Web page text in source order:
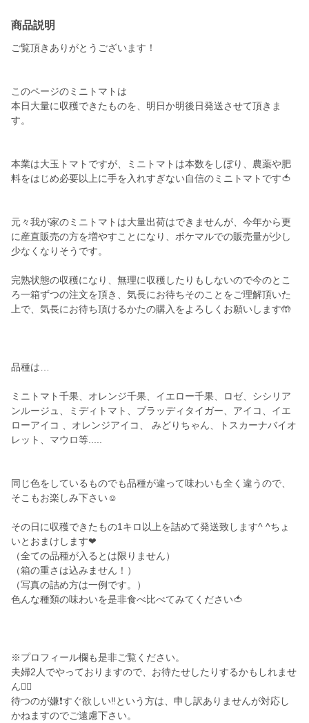
商品説明
ご覧頂きありがとうございます！
このページのミニトマトは
本日大量に収穫できたものを、明日か明後日発送させて頂きま
す。
本業は大玉トマトですが、ミニトマトは本数をしぼり、農薬や肥
料をはじめ必要以上に手を入れすぎない自信のミニトマトです🍅
元々我が家のミニトマトは大量出荷はできませんが、今年から更
に産直販売の方を増やすことになり、ポケマルでの販売量が少し
少なくなりそうです。
完熟状態の収穫になり、無理に収穫したりもしないので今のとこ
ろ一箱ずつの注文を頂き、気長にお待ちそのことをご理解頂いた
上で、気長にお待ち頂けるかたの購入をよろしくお願いします🤲
品種は…
ミニトマト千果、オレンジ千果、イエロー千果、ロゼ、シシリア
ンルージュ、ミディトマト、ブラッディタイガー、アイコ、イエ
ローアイコ 、オレンジアイコ、 みどりちゃん、トスカーナバイオ
レット、マウロ等.....
同じ色をしているものでも品種が違って味わいも全く違うので、
そこもお楽しみ下さい☺︎
その日に収穫できたもの1キロ以上を詰めて発送致します^ ^ちょ
いとおまけします❤︎
（全ての品種が入るとは限りません）
（箱の重さは込みません！）
（写真の詰め方は一例です。）
色んな種類の味わいを是非食べ比べてみてください🍅
※プロフィール欄も是非ご覧ください。
夫婦2人でやっておりますので、お待たせしたりするかもしれませ
ん🙇‍♀️
待つのが嫌❗️すぐ欲しい‼️という方は、申し訳ありませんが対応し
かねますのでご遠慮下さい。